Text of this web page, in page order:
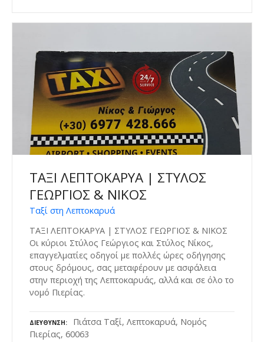
ΤΑΞΙ ΛΕΠΤΟΚΑΡΥΑ | ΣΤΥΛΟΣ
ΓΕΩΡΓΙΟΣ & ΝΙΚΟΣ
Ταξί στη Λεπτοκαρυά
ΤΑΞΙ ΛΕΠΤΟΚΑΡΥΑ | ΣΤΥΛΟΣ ΓΕΩΡΓΙΟΣ & ΝΙΚΟΣ
Οι κύριοι Στύλος Γεώργιος και Στύλος Νίκος,
επαγγελματίες οδηγοί με πολλές ώρες οδήγησης
στους δρόμους, σας μεταφέρουν με ασφάλεια
στην περιοχή της Λεπτοκαρυάς, αλλά και σε όλο το
νομό Πιερίας.
ΔΙΕΎΘΥΝΣΗ
Πιάτσα Ταξί, Λεπτοκαρυά, Νομός
Πιερίας, 60063